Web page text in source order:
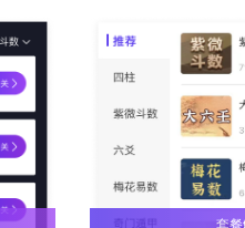
身
A 找不到了
酉时或者
套